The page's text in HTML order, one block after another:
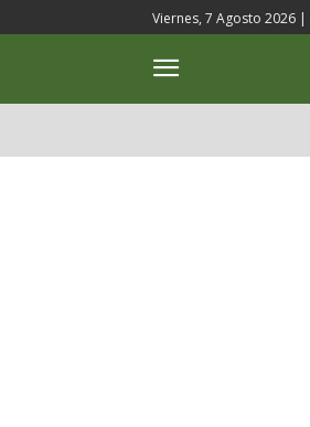
Viernes, 7 Agosto 2026 |